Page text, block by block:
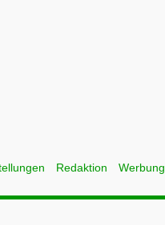
Redaktion Werbung